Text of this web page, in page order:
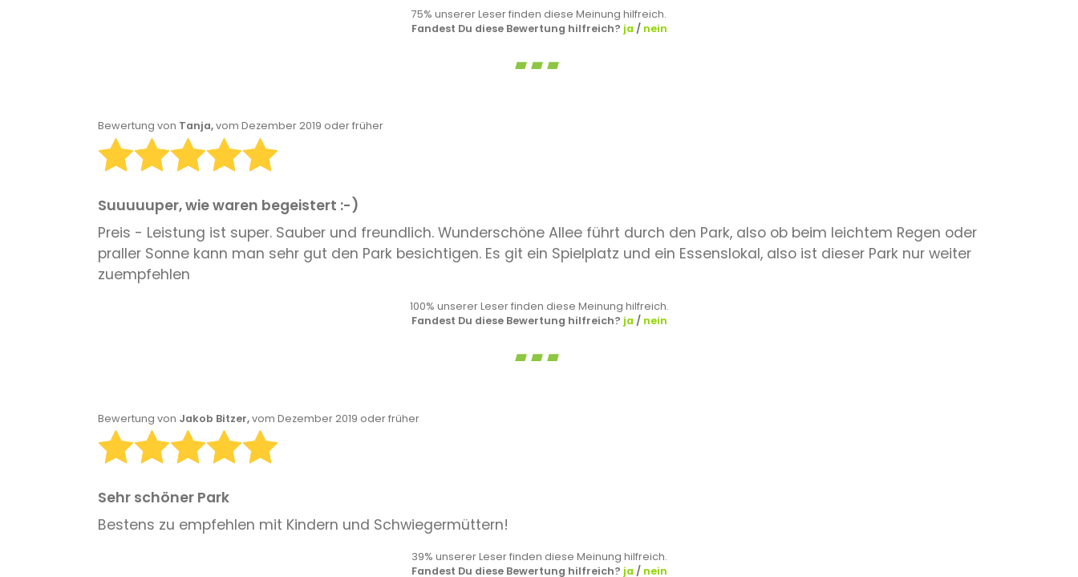
75% unserer Leser finden diese Meinung hilfreich.
Fandest Du diese Bewertung hilfreich? ja / nein
Bewertung von Tanja,vom Dezember 2019 oder früher
Suuuuuper, wie waren begeistert :-)
Preis - Leistung ist super. Sauber und freundlich. Wunderschöne Allee führt durch den Park, also ob beim leichtem Regen oder
praller Sonne kann man sehr gut den Park besichtigen. Es git ein Spielplatz und ein Essenslokal, also ist dieser Park nur weiter
zuempfehlen
100% unserer Leser finden diese Meinung hilfreich.
Fandest Du diese Bewertung hilfreich? ja / nein
Bewertung von Jakob Bitzer,vom Dezember 2019 oder früher
Sehr schöner Park
Bestens zu empfehlen mit Kindern und Schwiegermüttern!
39% unserer Leser finden diese Meinung hilfreich.
Fandest Du diese Bewertung hilfreich? ja / nein